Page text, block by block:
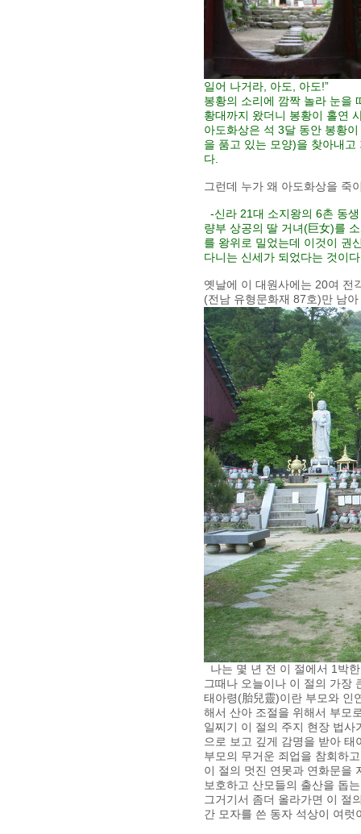
일어 나거라, 아도, 아도!”
봉황의 소리에 깜짝 놀라 눈을
황대까지 왔더니 봉황이 홀연
아도화상은 석 3달 동안 봉황
을 품고 있는 모양)을 찾아내
다.
그런데 누가 왜 아도화상을 죽
-신라 21대 소지왕의 6촌 동
량부 상공의 딸 거녀(巨女)를
를 왕위로 밀었는데 이것이 권
다니는 신세가 되었다는 것이
옛날에 이 대원사에는 20여 전
(전남 유형문화재 87호)만 남
나는 몇 년 전 이 절에서 1박
그때나 오늘이나 이 절의 가장
태아령(胎兒靈)이란 부모와 인
해서 산아 조절을 위해서 부모
일찌기 이 절의 주지 현장 법
으로 보고 깊게 감명을 받아
부모의 무거운 죄업을 참회하
이 절의 멋진 연못과 연화문을
보호하고 산모들의 출산을 돕
그거기서 좀더 올라가면 이 절
간 모자를 쓴 동자 석상이 여럿